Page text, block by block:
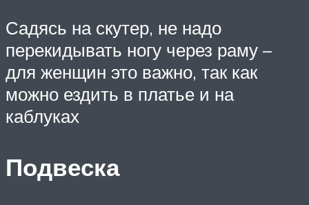
Садясь на скутер, не надо
перекидывать ногу через раму –
для женщин это важно, так как
можно ездить в платье и на
каблуках
Подвеска